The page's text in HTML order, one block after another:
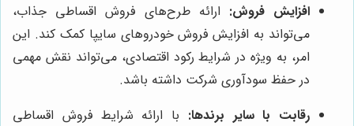
افزایش فروش: ارائه طرح‌های فروش اقساطی جذاب،
می‌تواند به افزایش فروش خودروهای سایپا کمک کند. این
امر، به ویژه در شرایط رکود اقتصادی، می‌تواند نقش مهمی
در حفظ سودآوری شرکت داشته باشد.
رقابت با سایر برندها: با ارائه شرایط فروش اقساطی